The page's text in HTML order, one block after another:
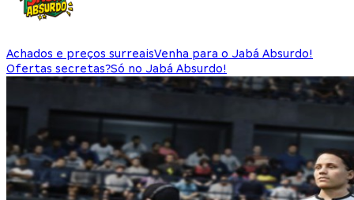
Achados e preços surreaisVenha para o Jabá Absurdo!
Ofertas secretas?Só no Jabá Absurdo!